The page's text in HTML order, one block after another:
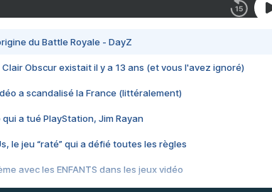
du Battle Royale - DayZ
Obscur existait il y a 13 ans (et vous l'avez ignoré)
a scandalisé la France (littéralement)
qui a tué PlayStation, Jim Rayan
le jeu “raté” qui a défié toutes les règles
avec les ENFANTS dans les jeux vidéo